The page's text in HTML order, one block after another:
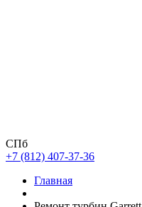
СПб
+7 (812) 407-37-36
Главная